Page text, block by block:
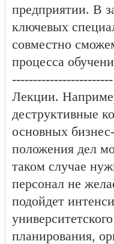
предприятии. В
ключевых
совместно
процесса
------------------------
Лекции.
деструктивные
основных
положения дел
таком случае
персонал не
подойдет
планирования,